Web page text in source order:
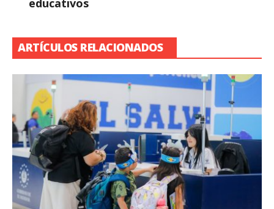
educativos
ARTÍCULOS RELACIONADOS